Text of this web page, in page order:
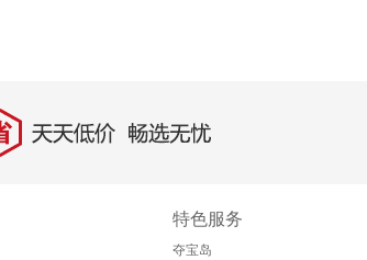
天天低价，畅选无忧
特色服务
夺宝岛